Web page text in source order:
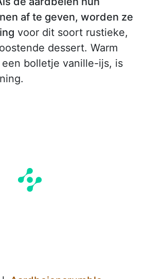
af te geven, worden ze
voor dit soort rustieke,
dessert. Warm
bolletje vanille-ijs, is